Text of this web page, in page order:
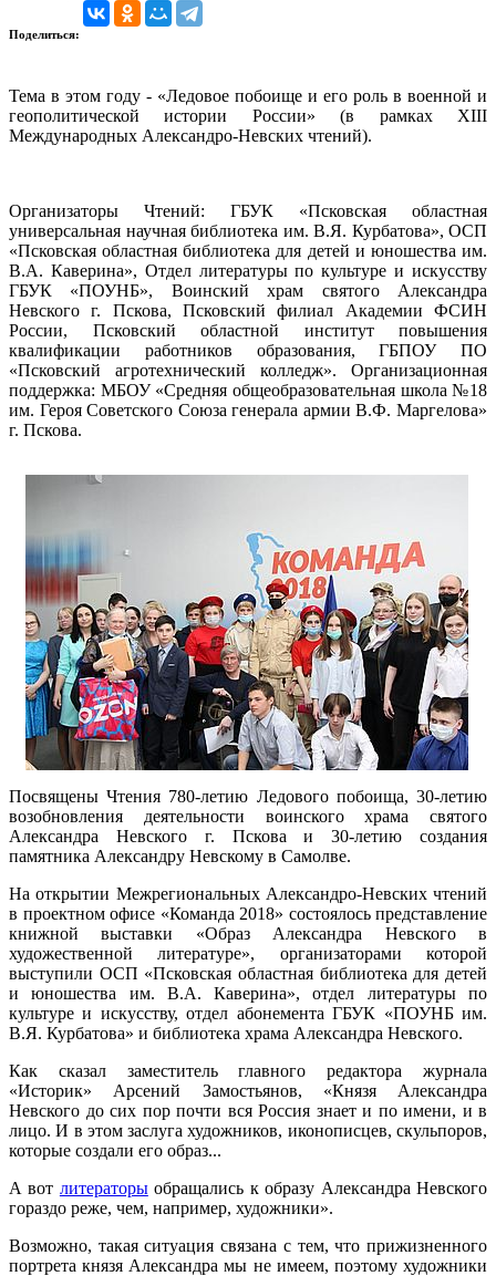
Поделиться:
Тема в этом году - «Ледовое побоище и его роль в военной и
геополитической истории России» (в рамках XIII
Международных Александро-Невских чтений).
Организаторы Чтений: ГБУК «Псковская областная
универсальная научная библиотека им. В.Я. Курбатова», ОСП
«Псковская областная библиотека для детей и юношества им.
В.А. Каверина», Отдел литературы по культуре и искусству
ГБУК «ПОУНБ», Воинский храм святого Александра
Невского г. Пскова, Псковский филиал Академии ФСИН
России, Псковский областной институт повышения
квалификации работников образования, ГБПОУ ПО
«Псковский агротехнический колледж». Организационная
поддержка: МБОУ «Средняя общеобразовательная школа №18
им. Героя Советского Союза генерала армии В.Ф. Маргелова»
г. Пскова.
Посвящены Чтения 780-летию Ледового побоища, 30-летию
возобновления деятельности воинского храма святого
Александра Невского г. Пскова и 30-летию создания
памятника Александру Невскому в Самолве.
На открытии Межрегиональных Александро-Невских чтений
в проектном офисе «Команда 2018» состоялось представление
книжной выставки «Образ Александра Невского в
художественной литературе», организаторами которой
выступили ОСП «Псковская областная библиотека для детей
и юношества им. В.А. Каверина», отдел литературы по
культуре и искусству, отдел абонемента ГБУК «ПОУНБ им.
В.Я. Курбатова» и библиотека храма Александра Невского.
Как сказал заместитель главного редактора журнала
«Историк» Арсений Замостьянов, «Князя Александра
Невского до сих пор почти вся Россия знает и по имени, и в
лицо. И в этом заслуга художников, иконописцев, скульпоров,
которые создали его образ...
А вот литераторыобращались к образу Александра Невского
гораздо реже, чем, например, художники».
Возможно, такая ситуация связана с тем, что прижизненного
портрета князя Александра мы не имеем, поэтому художники